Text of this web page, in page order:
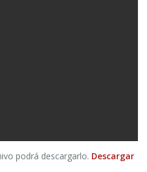
podrá descargarlo. Descargar